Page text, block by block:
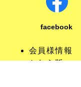
facebook
会員様情報
かわら版